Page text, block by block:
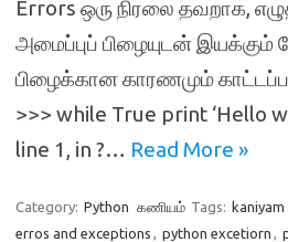
Errors ஒரு நிரலை தவறாக,
அமைப்புப் பிழையுடன் இயக்கும்
பிழைக்கான காரணமும்
>>> while True print ‘Hello
line 1, in ?… Read More »
Category: Python கணியம் Tags: kaniyam
erros and exceptions , python excetiorn ,